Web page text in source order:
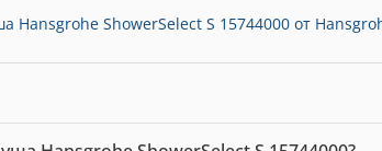
Hansgrohe ShowerSelect S 15744000 от